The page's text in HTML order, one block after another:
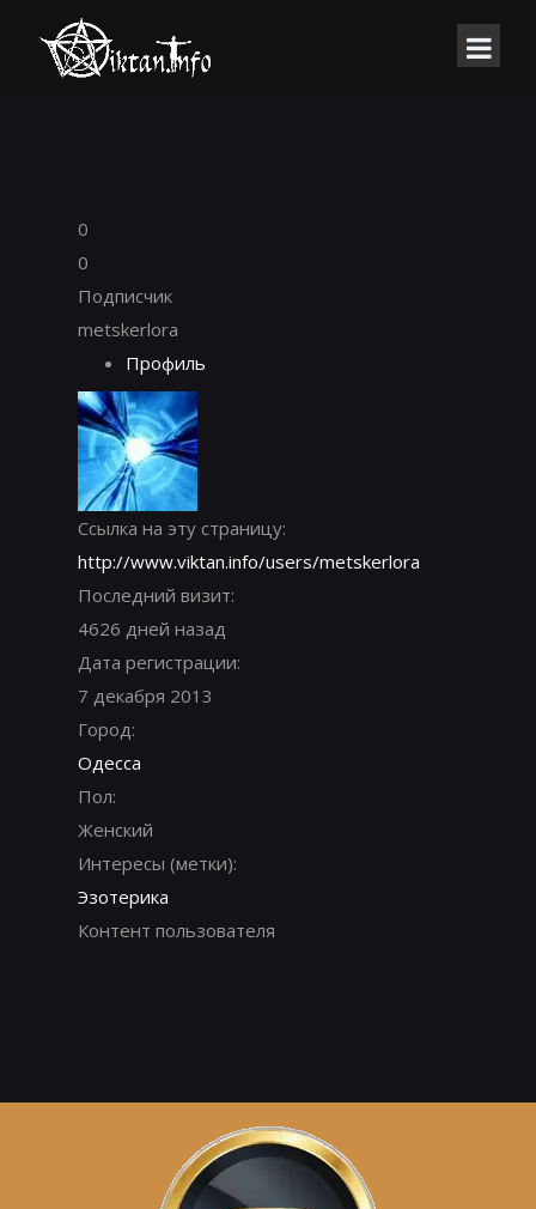
0
0
Подписчик
metskerlora
Профиль
Ссылка на эту страницу:
http://www.viktan.info/users/metskerlora
Последний визит:
4626 дней назад
Дата регистрации:
7 декабря 2013
Город:
Одесса
Пол:
Женский
Интересы (метки):
Эзотерика
Контент пользователя